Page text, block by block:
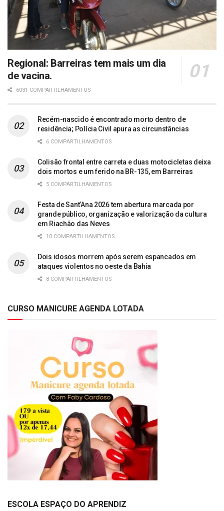
Regional: Barreiras tem mais um dia
de vacina.
6031 COMPARTILHAMENTOS
Recém-nascido é encontrado morto dentro de
residência; Polícia Civil apura as circunstâncias
6 COMPARTILHAMENTOS
Colisão frontal entre carreta e duas motocicletas deixa
dois mortos e um ferido na BR-135, em Barreiras
5 COMPARTILHAMENTOS
Festa de Sant’Ana 2026 tem abertura marcada por
grande público, organização e valorização da cultura
em Riachão das Neves
10 COMPARTILHAMENTOS
Dois idosos morrem após serem espancados em
ataques violentos no oeste da Bahia
8 COMPARTILHAMENTOS
CURSO MANICURE AGENDA LOTADA
ESCOLA ESPAÇO DO APRENDIZ